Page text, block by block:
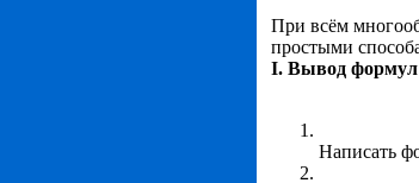
При всём
простыми
I. Вывод формул
Написать